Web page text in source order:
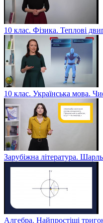
10 клас. Фізика. Теплові
10 клас. Українська мова.
Зарубіжна література.
Алгебра. Найпростіші